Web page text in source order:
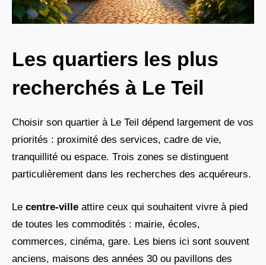
Les quartiers les plus
recherchés à Le Teil
Choisir son quartier à Le Teil dépend largement de vos
priorités : proximité des services, cadre de vie,
tranquillité ou espace. Trois zones se distinguent
particulièrement dans les recherches des acquéreurs.
Le centre-ville attire ceux qui souhaitent vivre à pied
de toutes les commodités : mairie, écoles,
commerces, cinéma, gare. Les biens ici sont souvent
anciens, maisons des années 30 ou pavillons des